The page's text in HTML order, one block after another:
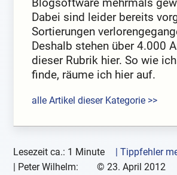
Blogsoftware mehrmals
Dabei sind leider bereits
Sortierungen
Deshalb stehen über 4.000
dieser Rubrik hier. So wie
finde, räume ich hier auf.
alle Artikel dieser Kategorie >>
Lesezeit ca.: 1 Minute
| Tippfehler
Peter Wilhelm: © 23. April 2012